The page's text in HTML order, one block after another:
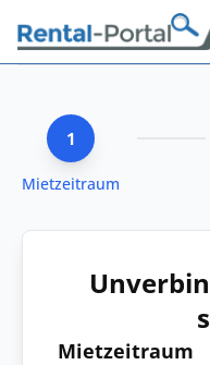
1
Mietzeitraum
Mietzeitraum